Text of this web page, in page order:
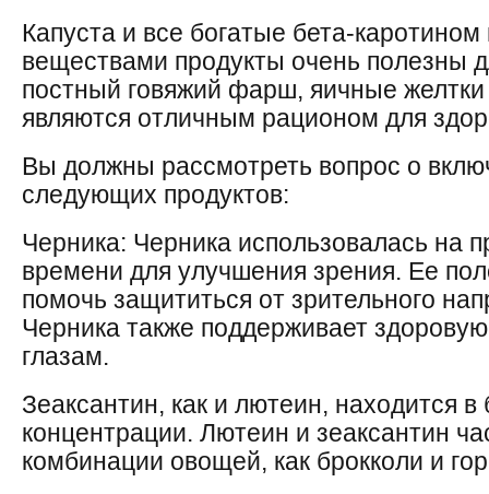
Капуста и все богатые бета-
веществами продукты очень полезны
постный говяжий фарш, яичные
являются отличным рационом для
Вы должны рассмотреть вопрос о
следующих продуктов:
Черника: Черника использовалась на
времени для улучшения зрения. Ее
помочь защититься от зрительного
Черника также поддерживает
глазам.
Зеаксантин, как и лютеин, находится в
концентрации. Лютеин и зеаксантин
комбинации овощей, как брокколи и